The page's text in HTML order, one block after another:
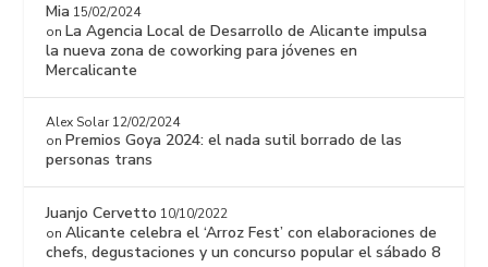
Mia 15/02/2024
on La Agencia Local de Desarrollo de Alicante impulsa
la nueva zona de coworking para jóvenes en
Mercalicante
Alex Solar 12/02/2024
on Premios Goya 2024: el nada sutil borrado de las
personas trans
Juanjo Cervetto 10/10/2022
onAlicante celebra el ‘Arroz Fest’ con elaboraciones de
chefs, degustaciones y un concurso popular el sábado 8